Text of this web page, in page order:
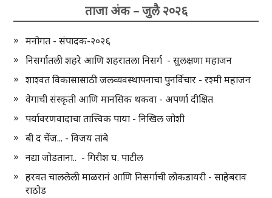
ताजा अंक – जुलै २०२६
मनोगत - संपादक-२०२६
निसर्गातली शहरे आणि शहरातला निसर्ग - सुलक्षणा महाजन
शाश्वत विकासासाठी जलव्यवस्थापनाचा पुनर्विचार - रश्मी महाजन
वेगाची संस्कृती आणि मानसिक थकवा - अपर्णा दीक्षित
पर्यावरणवादाचा तात्त्विक पाया - निखिल जोशी
बी द चेंज... - विजय तांबे
नद्या जोडताना.. - गिरीश घ. पाटील
हरवत चाललेली माळरानं आणि निसर्गाची लोकडायरी - साहेबराव
राठोड